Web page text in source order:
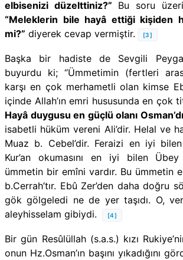
elbisenizi düzelttiniz?” Bu soru
“Meleklerin bile hayâ ettiği kişiden
mi?” diyerek cevap vermiştir. [3]
Başka bir hadiste de Sevgili
buyurdu ki; “Ümmetimin (fertleri
karşı en çok merhametli olan kimse
içinde Allah’ın emri hususunda en çok
Hayâ duygusu en güçlü olanı
isabetli hüküm vereni Ali’dir. Helal ve
Muaz b. Cebel’dir. Feraizi en iyi
Kur’an okumasını en iyi bilen Übey
ümmetin bir emîni vardır. Bu ümmetin
b.Cerrah’tır. Ebû Zer’den daha doğru
gök gölgeledi ne de yer taşıdı. O,
aleyhisselam gibiydi.
[4]
Bir gün Resûlüllah (s.a.s.) kızı
onun Hz.Osman’ın başını yıkadığını